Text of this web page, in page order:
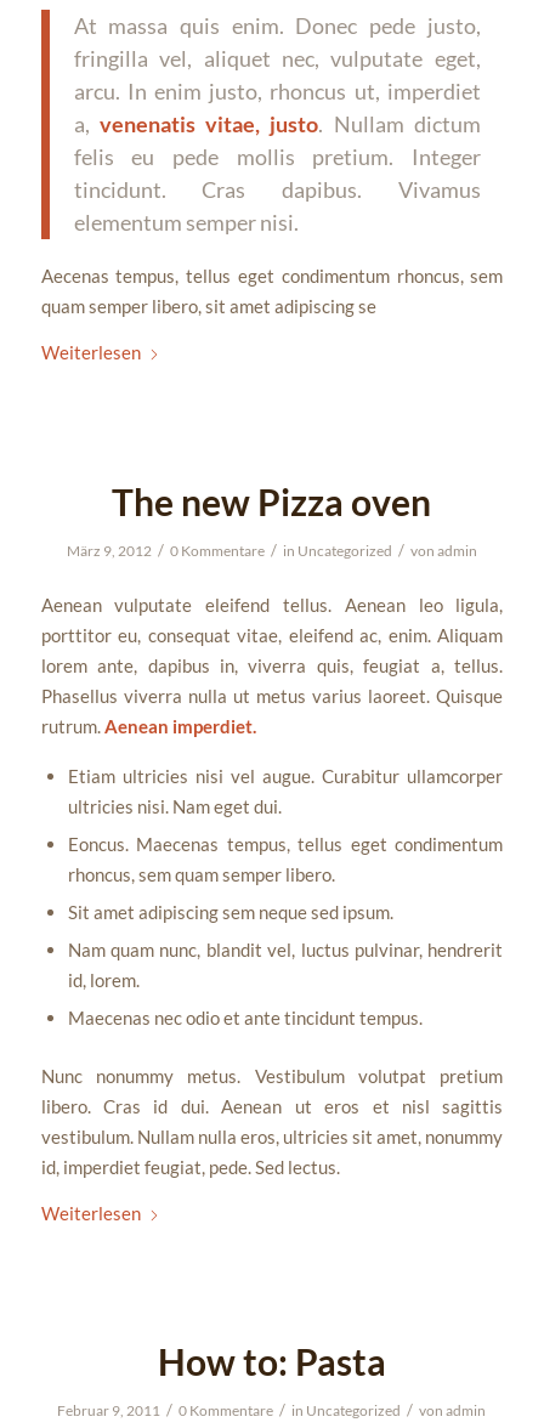
At massa quis enim. Donec pede justo,
fringilla vel, aliquet nec, vulputate eget,
arcu. In enim justo, rhoncus ut, imperdiet
a, venenatis vitae, justo. Nullam dictum
felis eu pede mollis pretium. Integer
tincidunt. Cras dapibus. Vivamus
elementum semper nisi.
Aecenas tempus, tellus eget condimentum rhoncus, sem
quam semper libero, sit amet adipiscing se
Weiterlesen
The new Pizza oven
März 9, 2012 / 0 Kommentare / in Uncategorized / von admin
Aenean vulputate eleifend tellus. Aenean leo ligula,
porttitor eu, consequat vitae, eleifend ac, enim. Aliquam
lorem ante, dapibus in, viverra quis, feugiat a, tellus.
Phasellus viverra nulla ut metus varius laoreet. Quisque
rutrum.Aenean imperdiet.
Etiam ultricies nisi vel augue. Curabitur ullamcorper
ultricies nisi. Nam eget dui.
Eoncus. Maecenas tempus, tellus eget condimentum
rhoncus, sem quam semper libero.
Sit amet adipiscing sem neque sed ipsum.
Nam quam nunc, blandit vel, luctus pulvinar, hendrerit
id, lorem.
Maecenas nec odio et ante tincidunt tempus.
Nunc nonummy metus. Vestibulum volutpat pretium
libero. Cras id dui. Aenean ut eros et nisl sagittis
vestibulum. Nullam nulla eros, ultricies sit amet, nonummy
id, imperdiet feugiat, pede. Sed lectus.
Weiterlesen
How to: Pasta
Februar 9, 2011 / 0 Kommentare / in Uncategorized / vonadmin